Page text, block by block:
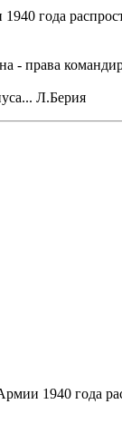
года
- права
Л.Берия
1940 года